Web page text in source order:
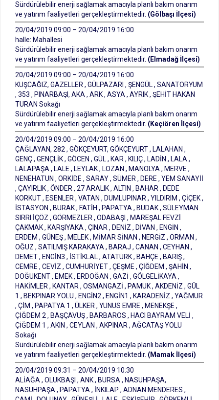
Sürdürülebilir enerji sağlamak amacıyla planlı bakım onarım
ve yatırım faaliyetleri gerçekleştirmektedir. (Gölbaşı İlçesi)
20/04/2019 09:00 – 20/04/2019 16:00
halle: Mahallesi
Sürdürülebilir enerji sağlamak amacıyla planlı bakım onarım
ve yatırım faaliyetleri gerçekleştirmektedir. (Elmadağ İlçesi)
20/04/2019 09:00 – 20/04/2019 16:00
KUŞCAĞIZ, GAZELLER , GÜLPAZARI , ŞENGÜL , SANATORYUM
, 353 , PINARBAŞI, AKA , ARK , ASYA , AYRIK , ŞEHİT HAKAN
TURAN Sokağı
Sürdürülebilir enerji sağlamak amacıyla planlı bakım onarım
ve yatırım faaliyetleri gerçekleştirmektedir. (Keçiören İlçesi)
20/04/2019 09:00 – 20/04/2019 16:00
ÇAĞLAYAN, 282 , GÖKÇEYURT, GÖKÇEYURT , LALAHAN ,
GENÇ , GENÇLİK , GÖCEN , GÜL , KAR , KILIÇ , LADİN , LALA ,
LALAPAŞA , LALE , LEYLAK , LOZAN , MANOLYA , MERVE ,
NENEHATUN , ORKİDE , SARAY , SÜMER , DERE , YEM SANAYİİ
, ÇAYIRLIK , ÖNDER , 27 ARALIK , ALTIN , BAHAR , DEDE
KORKUT , ESENLER , VATAN , DUMLUPINAR , YILDIRIM , ÇİÇEK ,
İSTASYON , BURAK , FATİH , PAPATYA , BUDAK , SÜLEYMAN
SIRRI İÇÖZ , GÖRMEZLER , ODABAŞI , MAREŞAL FEVZİ
ÇAKMAK , KARŞIYAKA , ÇINAR , DENİZ , DİVAN , ENGİN ,
ERDEM , GÜNEŞ , MELEK , MİMAR SİNAN , NERGİZ , ORMAN ,
OĞUZ , SATILMIŞ KARAKAYA , BARAJ , CANAN , CEYHAN ,
DEMET , ENGİN3 , İSTİKLAL , ATATÜRK , BAHÇE , BARIŞ ,
CEMRE , CEVİZ , CUMHURİYET , ÇEŞME , ÇİĞDEM , ŞAHİN ,
DOĞUKENT , EMEK , ERDOĞAN , GAZİ , GÖLGELİKAYA ,
HAKİMLER , KANTAR , OSMANGAZİ , PAMUK , AKDENİZ , GÜL
1 , BEKPINAR YOLU , ENGİN2 , ENGİN1 , KARADENİZ , YAĞMUR
, ÇİM , PAPATYA 1 , ÜLKER , YUNUS EMRE , MENEKŞE ,
ÇİĞDEM 2 , BAŞÇAVUŞ , BARBAROS , HACI BAYRAM VELİ ,
ÇİĞDEM 1 , AKIN , CEYLAN , AKPINAR , AĞCATAŞ YOLU
Sokağı
Sürdürülebilir enerji sağlamak amacıyla planlı bakım onarım
ve yatırım faaliyetleri gerçekleştirmektedir. (Mamak İlçesi)
20/04/2019 09:31 – 20/04/2019 10:30
ALİAĞA , OLUKBAŞI , ANK., BURSA , NASUHPAŞA,
NASUHPAŞA , PAPATYA , İNKILAP , ADNAN MENDERES ,